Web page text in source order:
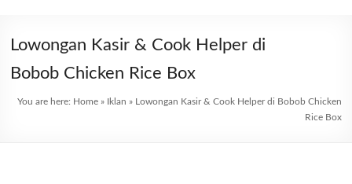
Lowongan Kasir & Cook Helper di
Bobob Chicken Rice Box
You are here: Home» Iklan » Lowongan Kasir & Cook Helper di Bobob Chicken
Rice Box